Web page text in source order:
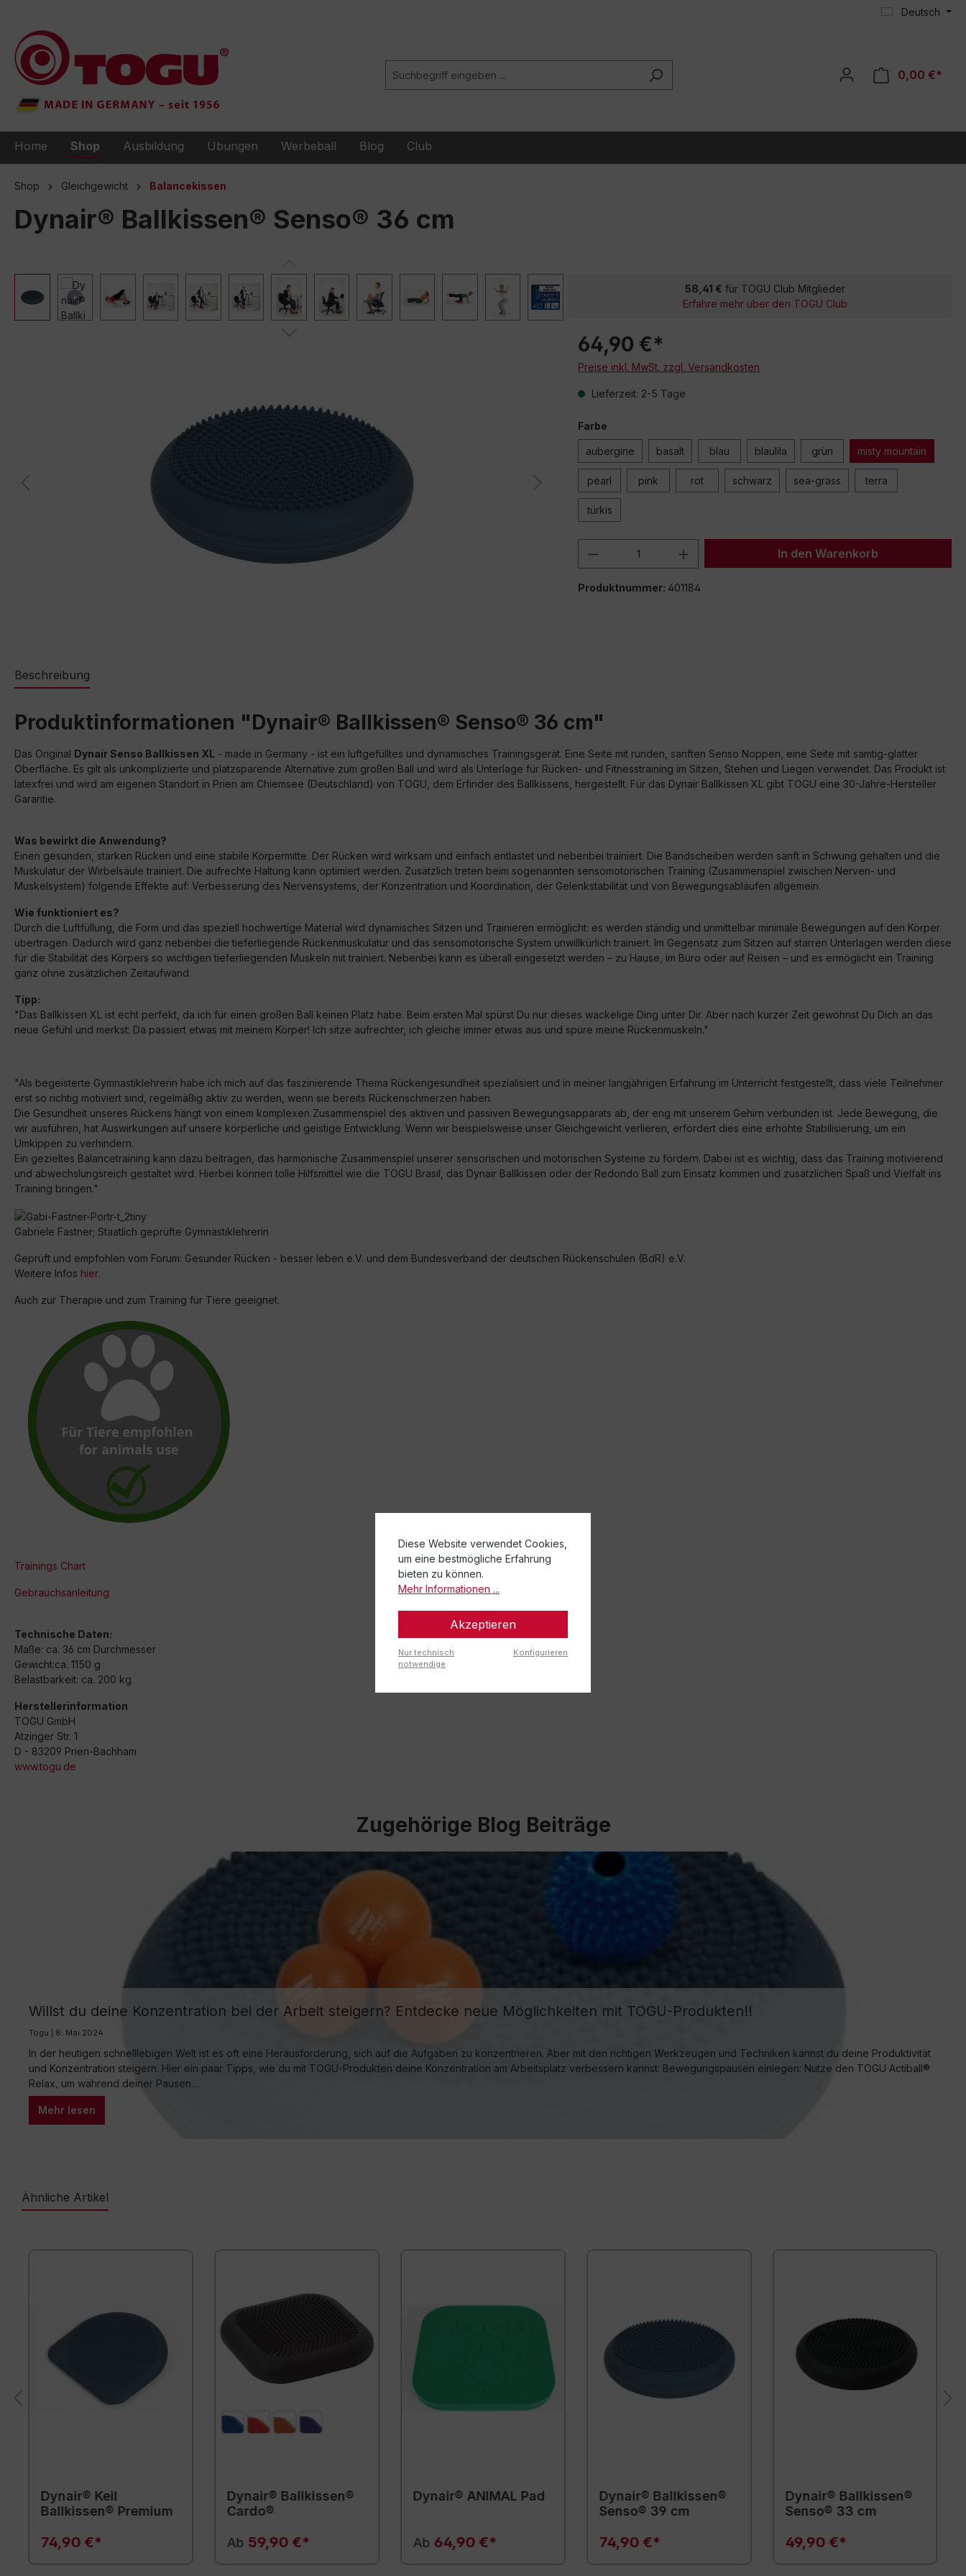
Deutsch
0,00 €*
Home Shop Ausbildung Übungen Werbeball Blog Club
Shop Gleichgewicht Balancekissen
Dynair® Ballkissen® Senso® 36 cm
Beim Abspielen von eingebetteten Videos (YouTube, Vimeo oder andere Quellen) werden
übermittelt. Klicken Sie auf "Erlauben" um das Laden von Drittanbieterinhalten
Einstellung merken und alle erlauben
58,41 € für TOGU Club Mitglieder
Erfahre mehr über den TOGU Club
64,90 €*
Preise inkl. MwSt. zzgl. Versandkosten
Lieferzeit: 2-5 Tage
Farbe
aubergine basalt blau blaulila grün misty mountain
pearl pink rot schwarz sea-grass terra
türkis
Produkt Anzahl: Gib den gewünschten Wert
In den Warenkorb
Produktnummer: 401184
Beschreibung
Produktinformationen "Dynair® Ballkissen® Senso® 36 cm"
Das Original Dynair Senso Ballkissen XL - made in Germany - ist ein luftgefülltes und dynamisches Trainingsgerät. Eine Seite mit runden, sanften Senso Noppen, eine Seite mit samtig-glatter
Oberfläche. Es gilt als unkomplizierte und platzsparende Alternative zum großen Ball und wird als Unterlage für Rücken- und Fitnesstraining im Sitzen, Stehen und Liegen verwendet. Das Produkt ist
latexfrei und wird am eigenen Standort in Prien am Chiemsee (Deutschland) von TOGU, dem Erfinder des Ballkissens, hergestellt. Für das Dynair Ballkissen XL gibt TOGU eine 30-Jahre-Hersteller
Garantie.
Was bewirkt die Anwendung?
Einen gesunden, starken Rücken und eine stabile Körpermitte. Der Rücken wird wirksam und einfach entlastet und nebenbei trainiert. Die Bandscheiben werden sanft in Schwung gehalten und die
Muskulatur der Wirbelsäule trainiert. Die aufrechte Haltung kann optimiert werden. Zusätzlich treten beim sogenannten sensomotorischen Training (Zusammenspiel zwischen Nerven- und
Muskelsystem) folgende Effekte auf: Verbesserung des Nervensystems, der Konzentration und Koordination, der Gelenkstabilität und von Bewegungsabläufen allgemein.
Wie funktioniert es?
Durch die Luftfüllung, die Form und das speziell hochwertige Material wird dynamisches Sitzen und Trainieren ermöglicht: es werden ständig und unmittelbar minimale Bewegungen auf den Körper
übertragen. Dadurch wird ganz nebenbei die tieferliegende Rückenmuskulatur und das sensomotorische System unwillkürlich trainiert. Im Gegensatz zum Sitzen auf starren Unterlagen werden diese
für die Stabilität des Körpers so wichtigen tieferliegenden Muskeln mit trainiert. Nebenbei kann es überall eingesetzt werden – zu Hause, im Büro oder auf Reisen – und es ermöglicht ein Training
ganz ohne zusätzlichen Zeitaufwand.
Tipp:
"Das Ballkissen XL ist echt perfekt, da ich für einen großen Ball keinen Platz habe. Beim ersten Mal spürst Du nur dieses wackelige Ding unter Dir. Aber nach kurzer Zeit gewöhnst Du Dich an das
neue Gefühl und merkst: Da passiert etwas mit meinem Körper! Ich sitze aufrechter, ich gleiche immer etwas aus und spüre meine Rückenmuskeln."
"Als begeisterte Gymnastiklehrerin habe ich mich auf das faszinierende Thema Rückengesundheit spezialisiert und in meiner langjährigen Erfahrung im Unterricht festgestellt, dass viele Teilnehmer
erst so richtig motiviert sind, regelmäßig aktiv zu werden, wenn sie bereits Rückenschmerzen haben.
Die Gesundheit unseres Rückens hängt von einem komplexen Zusammenspiel des aktiven und passiven Bewegungsapparats ab, der eng mit unserem Gehirn verbunden ist. Jede Bewegung, die
wir ausführen, hat Auswirkungen auf unsere körperliche und geistige Entwicklung. Wenn wir beispielsweise unser Gleichgewicht verlieren, erfordert dies eine erhöhte Stabilisierung, um ein
Umkippen zu verhindern.
Ein gezieltes Balancetraining kann dazu beitragen, das harmonische Zusammenspiel unserer sensorischen und motorischen Systeme zu fördern. Dabei ist es wichtig, dass das Training motivierend
und abwechslungsreich gestaltet wird. Hierbei können tolle Hilfsmittel wie die TOGU Brasil, das Dynair Ballkissen oder der Redondo Ball zum Einsatz kommen und zusätzlichen Spaß und Vielfalt ins
Training bringen."
Gabriele Fastner; Staatlich geprüfte Gymnastiklehrerin
Geprüft und empfohlen vom Forum: Gesunder Rücken - besser leben e.V. und dem Bundesverband der deutschen Rückenschulen (BdR) e.V.
Weitere Infos hier.
Auch zur Therapie und zum Training für Tiere geeignet.
Trainings Chart
Gebrauchsanleitung
Technische Daten:
Maße: ca. 36 cm Durchmesser
Gewicht:ca. 1150 g
Belastbarkeit: ca. 200 kg
Herstellerinformation
TOGU GmbH
Atzinger Str. 1
D - 83209 Prien-Bachham
www.togu.de
Zugehörige Blog Beiträge
Willst du deine Konzentration bei der Arbeit steigern? Entdecke neue Möglichkeiten mit TOGU-Produkten!!
Togu | 8. Mai 2024
In der heutigen schnelllebigen Welt ist es oft eine Herausforderung, sich auf die Aufgaben zu konzentrieren. Aber mit den richtigen Werkzeugen und Techniken kannst du deine Produktivität
und Konzentration steigern. Hier ein paar Tipps, wie du mit TOGU-Produkten deine Konzentration am Arbeitsplatz verbessern kannst: Bewegungspausen einlegen: Nutze den TOGU Actiball®
Relax, um während deiner Pausen…
Mehr lesen
Ähnliche Artikel
Dynair® Keil
Ballkissen® Premium
74,90 €*
Dynair® Ballkissen®
Cardo®
Ab 59,90 €*
Dynair® ANIMAL Pad
Ab 64,90 €*
Dynair® Ballkissen®
Senso® 39 cm
74,90 €*
Dynair® Ballkissen®
Senso® 33 cm
49,90 €*
Diese Website verwendet Cookies,
um eine bestmögliche Erfahrung
bieten zu können.
Mehr Informationen ...
Akzeptieren
Nur technisch
notwendige
Konfigurieren